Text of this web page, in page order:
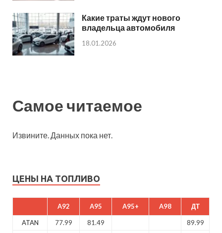
Какие траты ждут нового
владельца автомобиля
18.01.2026
Самое читаемое
Извините. Данных пока нет.
ЦЕНЫ НА ТОПЛИВО
A92 A95 A95+ A98 ДТ
ATAN 77.99 81.49
89.99